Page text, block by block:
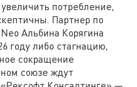
потребление,
Партнер по
Альбина Корягина
году либо стагнацию,
сокращение
союзе ждут